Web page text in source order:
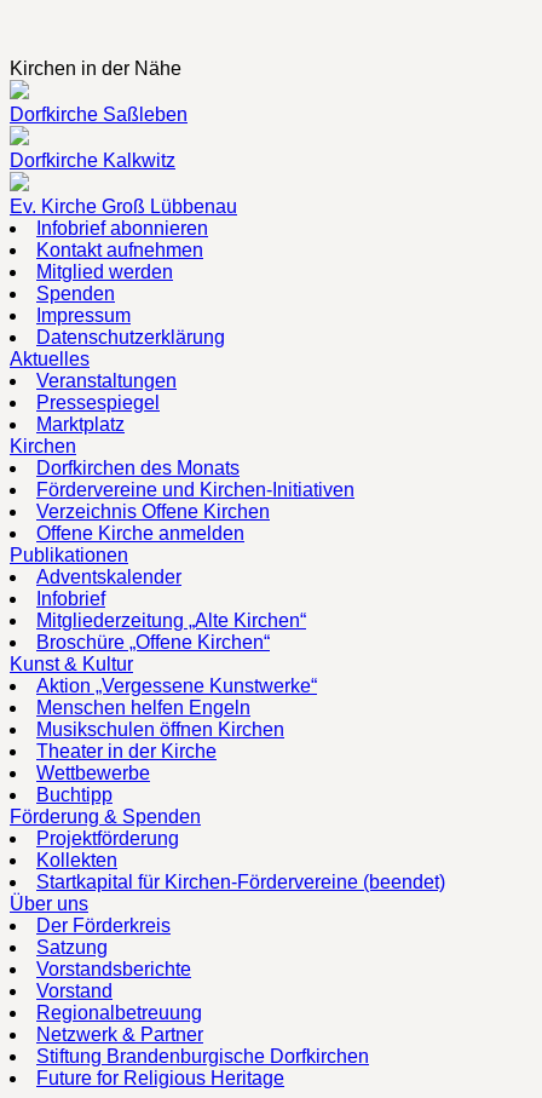
Kirchen in der Nähe
Dorfkirche Saßleben
Dorfkirche Kalkwitz
Ev. Kirche Groß Lübbenau
Infobrief abonnieren
Kontakt aufnehmen
Mitglied werden
Spenden
Impressum
Datenschutzerklärung
Aktuelles
Veranstaltungen
Pressespiegel
Marktplatz
Kirchen
Dorfkirchen des Monats
Fördervereine und Kirchen-Initiativen
Verzeichnis Offene Kirchen
Offene Kirche anmelden
Publikationen
Adventskalender
Infobrief
Mitgliederzeitung „Alte Kirchen“
Broschüre „Offene Kirchen“
Kunst & Kultur
Aktion „Vergessene Kunstwerke“
Menschen helfen Engeln
Musikschulen öffnen Kirchen
Theater in der Kirche
Wettbewerbe
Buchtipp
Förderung & Spenden
Projektförderung
Kollekten
Startkapital für Kirchen-Fördervereine (beendet)
Über uns
Der Förderkreis
Satzung
Vorstandsberichte
Vorstand
Regionalbetreuung
Netzwerk & Partner
Stiftung Brandenburgische Dorfkirchen
Future for Religious Heritage